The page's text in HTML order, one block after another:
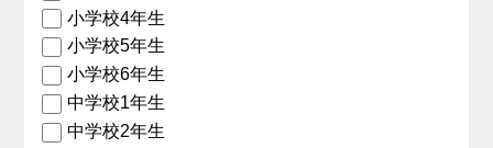
小学校4年生
小学校5年生
小学校6年生
中学校1年生
中学校2年生